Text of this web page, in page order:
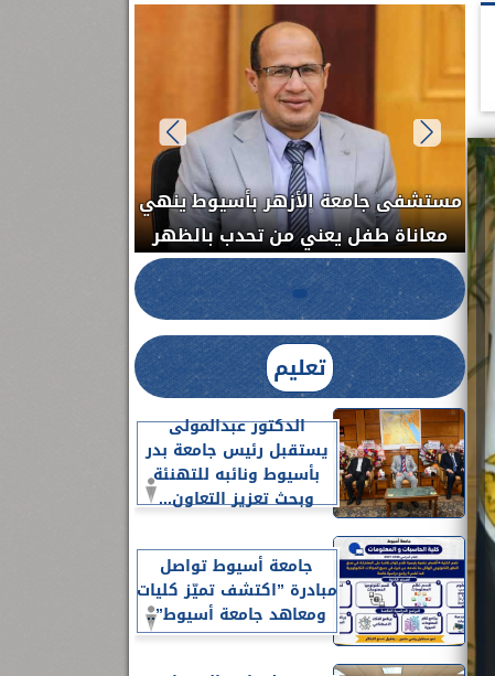
العلاج الحر بمنفلوط بالتعاون مع هيئة
الدواء المصرية يشن حملة رقابية مكبرة
لضبط المنشآت الطبية المخالفة.....
تعليم
الدكتور عبدالمولى
يستقبل رئيس جامعة بدر
بأسيوط ونائبه للتهنئة
وبحث تعزيز التعاون...
جامعة أسيوط تواصل
مبادرة ”اكتشف تميّز كليات
ومعاهد جامعة أسيوط”..